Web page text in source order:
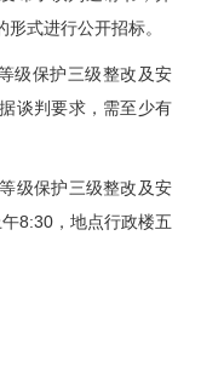
式进行公开招标。
级保护三级整改及安
谈判要求，需至少有
级保护三级整改及安
8:30，地点行政楼五